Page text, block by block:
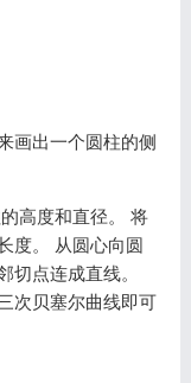
画出一个圆柱的侧
高度和直径。 将
度。 从圆心向圆
切点连成直线。
次贝塞尔曲线即可